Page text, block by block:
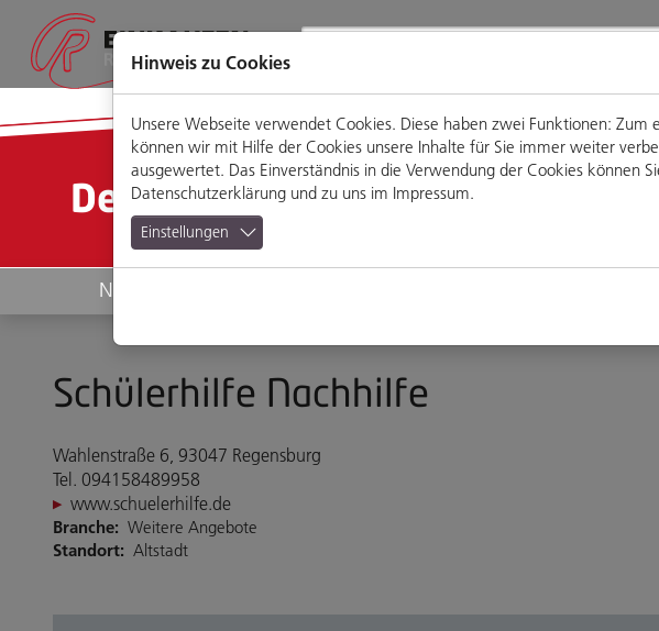
Seiteninhalt
Hauptmenü
Footermenü
Website-
Suche
Detailansicht
News
Schülerhilfe Nachhilfe
Wahlenstraße 6, 93047 Regensburg
Tel. 094158489958
www.schuelerhilfe.de
Branche: Weitere Angebote
Standort: Altstadt
Hinweis zu Cookies
Unsere Webseite verwendet Cookies. Diese haben zwei Funktionen:
können wir mit Hilfe der Cookies unsere Inhalte für Sie immer weiter
ausgewertet. Das Einverständnis in die Verwendung der Cookies können
Datenschutzerklärung und zu uns im Impressum.
Einstellungen